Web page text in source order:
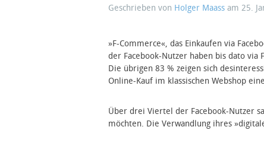
Geschrieben von Holger Maass am 25.
»F-Commerce«, das Einkaufen via
der Facebook-Nutzer haben bis dato via
Die übrigen 83 % zeigen sich
Online-Kauf im klassischen Webshop
Über drei Viertel der Facebook-Nutzer
möchten. Die Verwandlung ihres